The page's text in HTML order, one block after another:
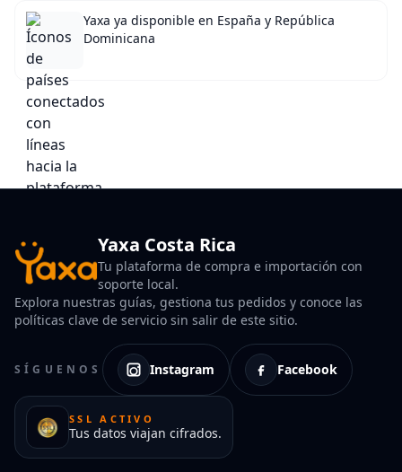
Yaxa ya disponible en España y República
Dominicana
Yaxa Costa Rica
Tu plataforma de compra e importación con
soporte local.
Explora nuestras guías, gestiona tus pedidos y conoce las
políticas clave de servicio sin salir de este sitio.
SÍGUENOS Instagram Facebook
SSL ACTIVO
Tus datos viajan cifrados.